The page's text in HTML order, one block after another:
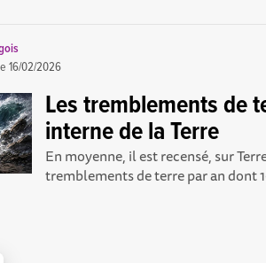
16/02/2026
Les tremblements de
interne de la Terre
En moyenne, il est recensé, sur
tremblements de terre par an dont